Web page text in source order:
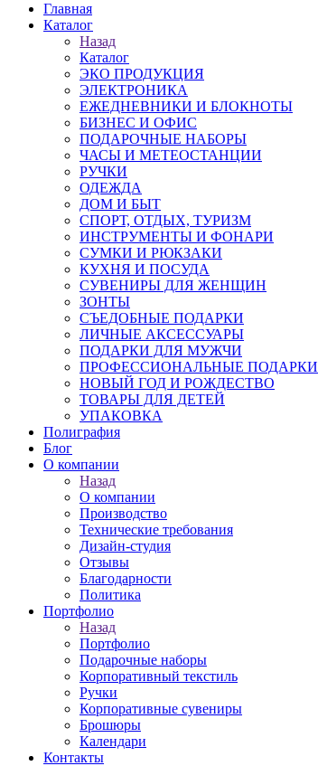
Главная
Каталог
Назад
Каталог
ЭКО ПРОДУКЦИЯ
ЭЛЕКТРОНИКА
ЕЖЕДНЕВНИКИ И БЛОКНОТЫ
БИЗНЕС И ОФИС
ПОДАРОЧНЫЕ НАБОРЫ
ЧАСЫ И МЕТЕОСТАНЦИИ
РУЧКИ
ОДЕЖДА
ДОМ И БЫТ
СПОРТ, ОТДЫХ, ТУРИЗМ
ИНСТРУМЕНТЫ И ФОНАРИ
СУМКИ И РЮКЗАКИ
КУХНЯ И ПОСУДА
СУВЕНИРЫ ДЛЯ ЖЕНЩИН
ЗОНТЫ
СЪЕДОБНЫЕ ПОДАРКИ
ЛИЧНЫЕ АКСЕССУАРЫ
ПОДАРКИ ДЛЯ МУЖЧИ
ПРОФЕССИОНАЛЬНЫЕ ПОДАРКИ
НОВЫЙ ГОД И РОЖДЕСТВО
ТОВАРЫ ДЛЯ ДЕТЕЙ
УПАКОВКА
Полиграфия
Блог
О компании
Назад
О компании
Производство
Технические требования
Дизайн-студия
Отзывы
Благодарности
Политика
Портфолио
Назад
Портфолио
Подарочные наборы
Корпоративный текстиль
Ручки
Корпоративные сувениры
Брошюры
Календари
Контакты